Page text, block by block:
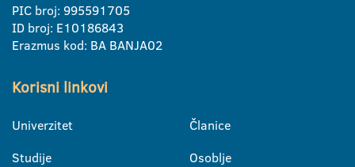
PIC broj: 995591705
ID broj: E10186843
Erazmus kod: BA BANJA02
Korisni linkovi
Univerzitet
Studije
Članice
Osoblje